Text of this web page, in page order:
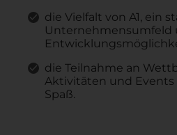
die Vielfalt von A1, ein
Unternehmensumfeld
die Teilnahme an
Aktivitäten und
Spaß.